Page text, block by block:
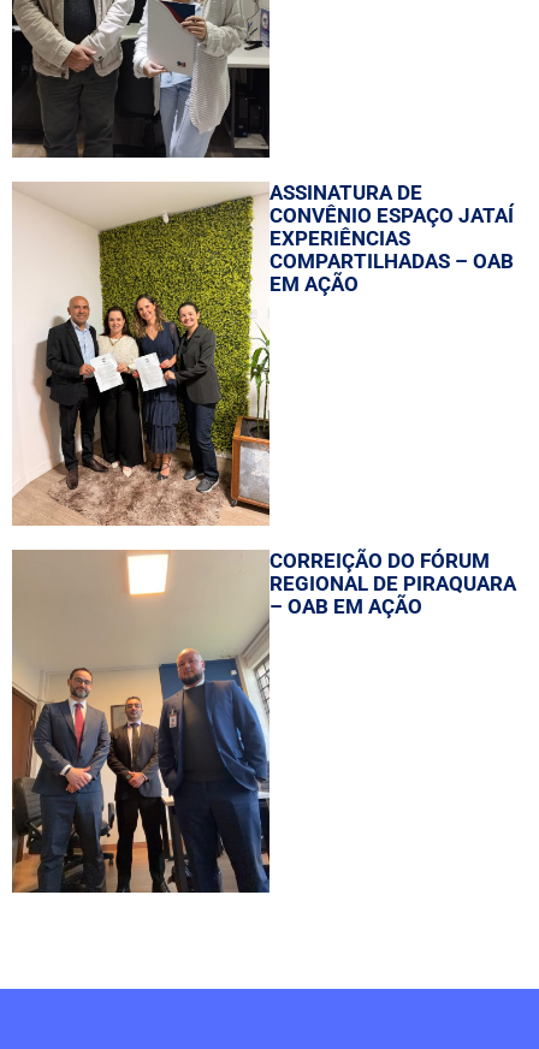
ASSINATURA DE
CONVÊNIO ESPAÇO JATAÍ
EXPERIÊNCIAS
COMPARTILHADAS – OAB
EM AÇÃO
CORREIÇÃO DO FÓRUM
REGIONAL DE PIRAQUARA
– OAB EM AÇÃO